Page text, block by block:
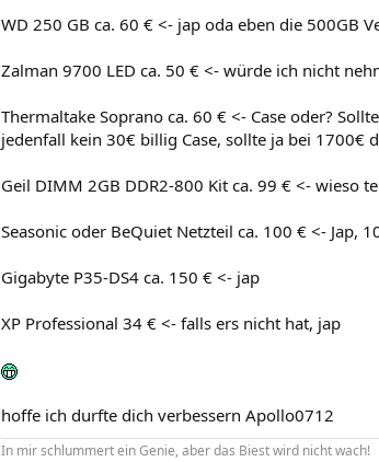
WD 250 GB ca. 60 € <- jap oda eben die 500GB
Zalman 9700 LED ca. 50 € <- würde ich nicht
Thermaltake Soprano ca. 60 € <- Case oder?
jedenfall kein 30€ billig Case, sollte ja bei 1700€
Geil DIMM 2GB DDR2-800 Kit ca. 99 € <- wieso
Seasonic oder BeQuiet Netzteil ca. 100 € <- Jap,
Gigabyte P35-DS4 ca. 150 € <- jap
XP Professional 34 € <- falls ers nicht hat, jap
hoffe ich durfte dich verbessern Apollo0712
In mir schlummert ein Genie, aber das Biest wird nicht wach!